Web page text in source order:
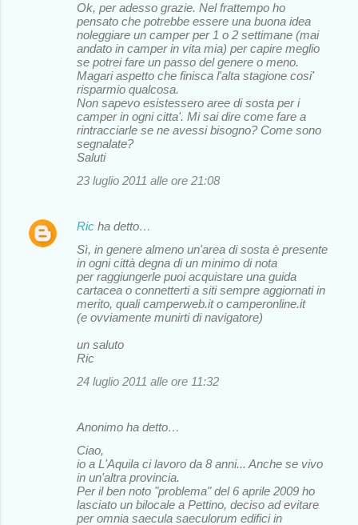
Ok, per adesso grazie. Nel frattempo ho
pensato che potrebbe essere una buona idea
noleggiare un camper per 1 o 2 settimane (mai
andato in camper in vita mia) per capire meglio
se potrei fare un passo del genere o meno.
Magari aspetto che finisca l'alta stagione cosi'
risparmio qualcosa.
Non sapevo esistessero aree di sosta per i
camper in ogni citta'. Mi sai dire come fare a
rintracciarle se ne avessi bisogno? Come sono
segnalate?
Saluti
23 luglio 2011 alle ore 21:08
Ric ha detto…
Sì, in genere almeno un'area di sosta è presente
in ogni città degna di un minimo di nota
per raggiungerle puoi acquistare una guida
cartacea o connetterti a siti sempre aggiornati in
merito, quali camperweb.it o camperonline.it
(e ovviamente munirti di navigatore)
un saluto
Ric
24 luglio 2011 alle ore 11:32
Anonimo ha detto…
Ciao,
io a L'Aquila ci lavoro da 8 anni... Anche se vivo
in un'altra provincia.
Per il ben noto "problema" del 6 aprile 2009 ho
lasciato un bilocale a Pettino, deciso ad evitare
per omnia saecula saeculorum edifici in